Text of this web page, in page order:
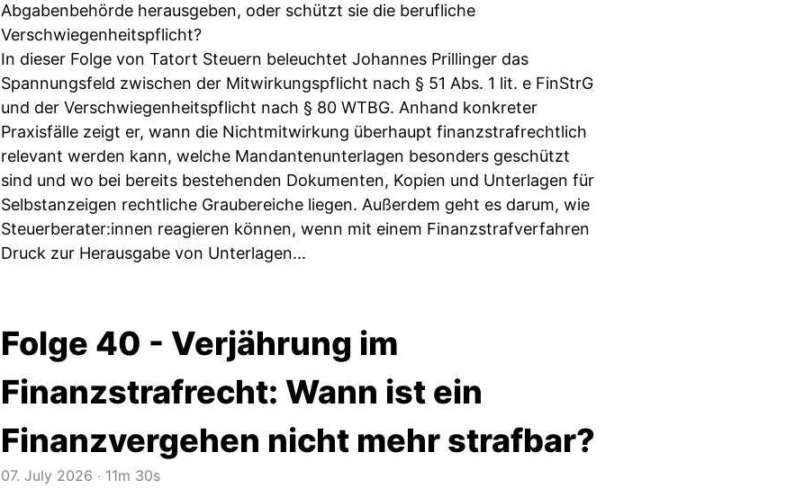
Abgabenbehörde herausgeben, oder schützt sie die berufliche
Verschwiegenheitspflicht?
In dieser Folge von Tatort Steuern beleuchtet Johannes Prillinger das
Spannungsfeld zwischen der Mitwirkungspflicht nach § 51 Abs. 1 lit. e FinStrG
und der Verschwiegenheitspflicht nach § 80 WTBG. Anhand konkreter
Praxisfälle zeigt er, wann die Nichtmitwirkung überhaupt finanzstrafrechtlich
relevant werden kann, welche Mandantenunterlagen besonders geschützt
sind und wo bei bereits bestehenden Dokumenten, Kopien und Unterlagen für
Selbstanzeigen rechtliche Graubereiche liegen. Außerdem geht es darum, wie
Steuerberater:innen reagieren können, wenn mit einem Finanzstrafverfahren
Druck zur Herausgabe von Unterlagen...
Folge 40 - Verjährung im
Finanzstrafrecht: Wann ist ein
Finanzvergehen nicht mehr strafbar?
07. July 2026 ‧ 11m 30s